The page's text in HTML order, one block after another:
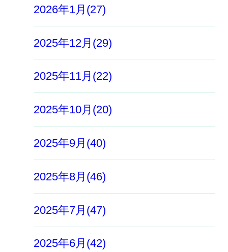
2026年1月(27)
2025年12月(29)
2025年11月(22)
2025年10月(20)
2025年9月(40)
2025年8月(46)
2025年7月(47)
2025年6月(42)